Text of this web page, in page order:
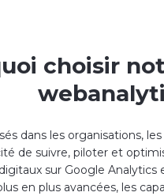
choisir
dans les organisations,
de suivre, piloter et
sur Google Analytics
en plus avancées, les